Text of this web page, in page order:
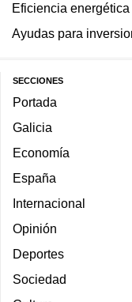
Eficiencia energética
Ayudas para
SECCIONES
Portada
Galicia
Economía
España
Internacional
Opinión
Deportes
Sociedad